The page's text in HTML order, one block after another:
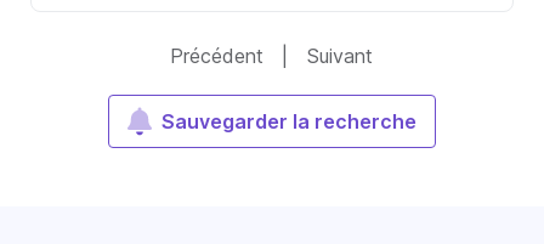
Précédent Suivant
Sauvegarder la recherche